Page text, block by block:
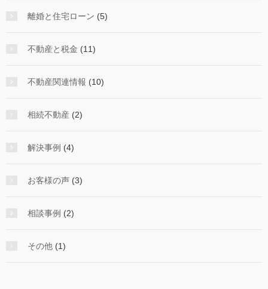
離婚と住宅ローン (5)
不動産と税金 (11)
不動産関連情報 (10)
相続不動産 (2)
解決事例 (4)
お客様の声 (3)
相談事例 (2)
その他 (1)